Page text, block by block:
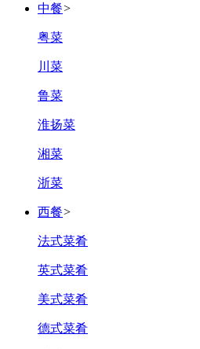
中餐>
粤菜
川菜
鲁菜
淮扬菜
湘菜
浙菜
西餐>
法式菜肴
英式菜肴
美式菜肴
德式菜肴